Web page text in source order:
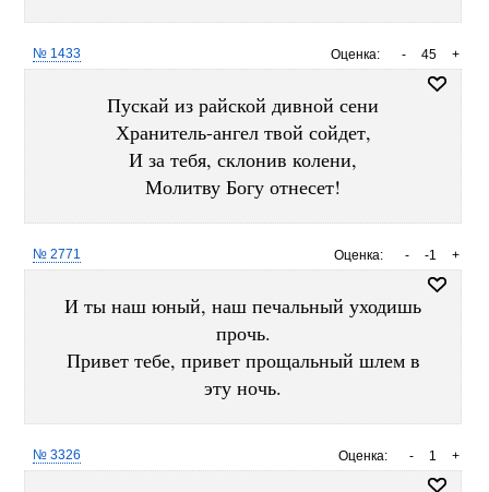
Оценка: +
45
-
№ 1433
Пускай из райской дивной сени
Хранитель-ангел твой сойдет,
И за тебя, склонив колени,
Молитву Богу отнесет!
Оценка: +
-1
-
№ 2771
И ты наш юный, наш печальный уходишь
прочь.
Привет тебе, привет прощальный шлем в
эту ночь.
Оценка: +
1
-
№ 3326